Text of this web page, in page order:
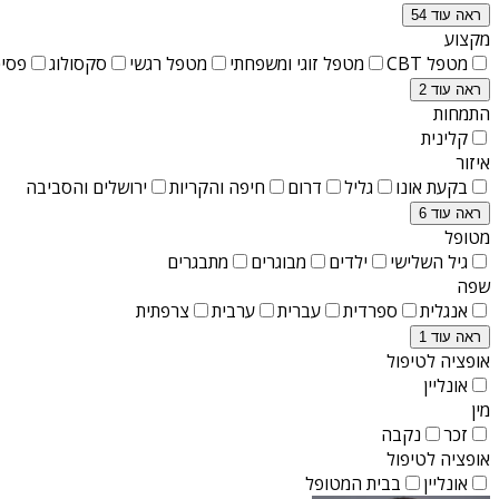
ראה עוד 54
מקצוע
מטפל CBT
מטפל זוגי ומשפחתי מטפל רגשי סקסולוג
ראה עוד 2
התמחות
קלינית
איזור
בקעת אונו
גליל דרום חיפה והקריות ירושלים והסביבה
ראה עוד 6
מטופל
גיל השלישי
ילדים מבוגרים
מתבגרים
שפה
אנגלית
ספרדית עברית ערבית צרפתית
ראה עוד 1
אופציה לטיפול
אונליין
מין
זכר
נקבה
אופציה לטיפול
אונליין
בבית המטופל